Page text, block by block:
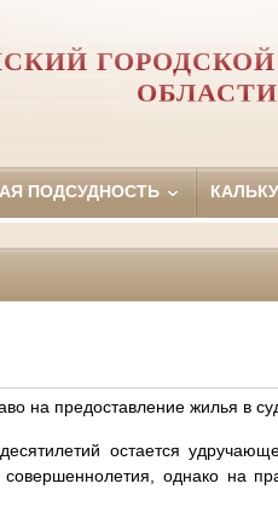
ОБЛАСТИ
ПОДСУДНОСТЬ
на предоставление жилья в
остается
однако на